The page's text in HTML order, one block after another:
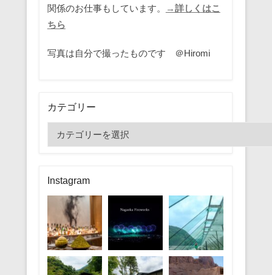
関係のお仕事もしています。
→詳しくはこ
ちら
写真は自分で撮ったものです ＠Hiromi
カテゴリー
テ
リ
ー
Instagram